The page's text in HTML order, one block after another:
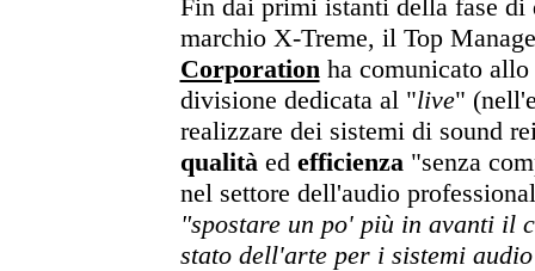
Fin dai primi istanti della fase
marchio X-Treme, il Top
Corporationha comunicato allo
divisione dedicata al "live"
realizzare dei sistemi di sound
qualitàed efficienza"senza
nel settore dell'audio
"spostare un po' più in avanti il
stato dell'arte per i sistemi